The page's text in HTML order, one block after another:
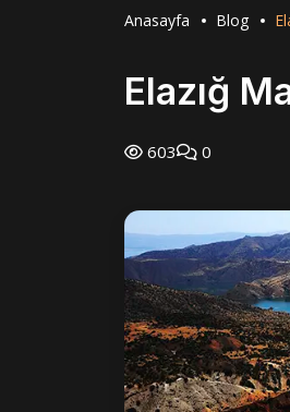
Anasayfa Blog
Elazığ
603 0